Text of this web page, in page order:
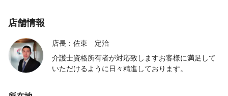
店舗情報
店長：佐東 定治
介護士資格所有者が対応致しますお客様に満足して
いただけるように日々精進しております。